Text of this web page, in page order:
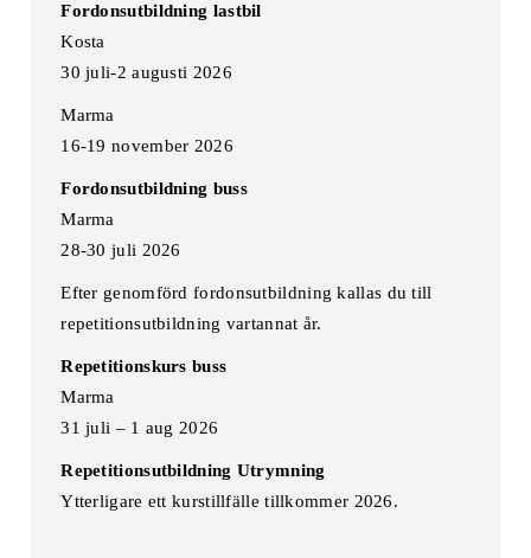
Fordonsutbildning lastbil
Kosta
30 juli-2 augusti 2026
Marma
16-19 november 2026
Fordonsutbildning buss
Marma
28-30 juli 2026
Efter genomförd fordonsutbildning kallas du till
repetitionsutbildning vartannat år.
Repetitionskurs buss
Marma
31 juli – 1 aug 2026
Repetitionsutbildning Utrymning
Ytterligare ett kurstillfälle tillkommer 2026.